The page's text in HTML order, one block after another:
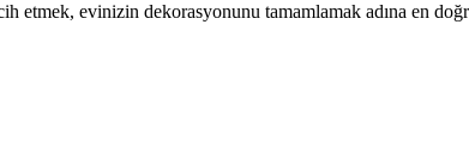
etmek, evinizin dekorasyonunu tamamlamak adına en